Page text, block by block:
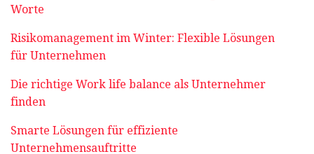
Worte
Risikomanagement im Winter: Flexible Lösungen
für Unternehmen
Die richtige Work life balance als Unternehmer
finden
Smarte Lösungen für effiziente
Unternehmensauftritte